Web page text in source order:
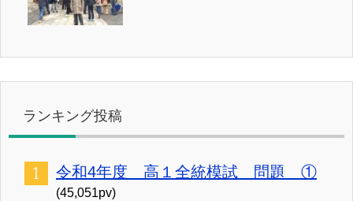
ランキング投稿
令和4年度 高１全統模試 問題 ①
(45,051pv)